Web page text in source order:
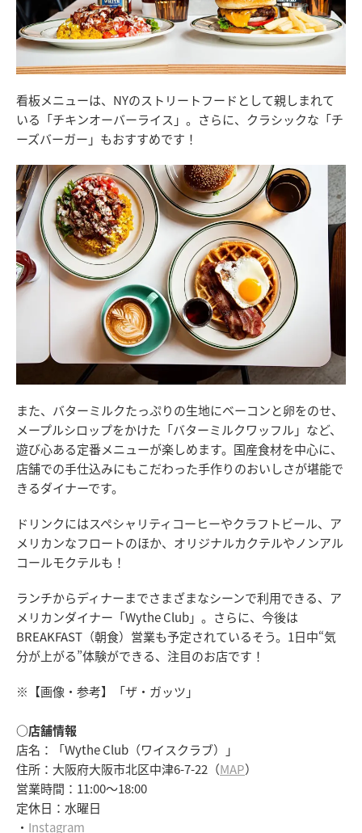
看板メニューは、NYのストリートフードとして親しまれて
いる「チキンオーバーライス」。さらに、クラシックな「チ
ーズバーガー」もおすすめです！
また、バターミルクたっぷりの生地にベーコンと卵をのせ、
メープルシロップをかけた「バターミルクワッフル」など、
遊び心ある定番メニューが楽しめます。国産食材を中心に、
店舗での手仕込みにもこだわった手作りのおいしさが堪能で
きるダイナーです。
ドリンクにはスペシャリティコーヒーやクラフトビール、ア
メリカンなフロートのほか、オリジナルカクテルやノンアル
コールモクテルも！
ランチからディナーまでさまざまなシーンで利用できる、ア
メリカンダイナー「Wythe Club」。さらに、今後は
BREAKFAST（朝食）営業も予定されているそう。1日中“気
分が上がる”体験ができる、注目のお店です！
※【画像・参考】「ザ・ガッツ」
○店舗情報
店名：「Wythe Club（ワイスクラブ）」
住所：大阪府大阪市北区中津6-7-22（MAP）
営業時間：11:00～18:00
定休日：水曜日
・ Instagram